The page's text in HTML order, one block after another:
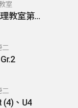
室
YINKA地理教室第二冊 P119-121
二
二
(4)、U4